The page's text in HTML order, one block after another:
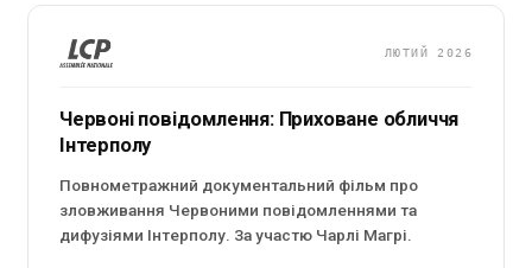
ЛЮТИЙ 2026
Червоні повідомлення: Приховане обличчя
Інтерполу
Повнометражний документальний фільм про
зловживання Червоними повідомленнями та
дифузіями Інтерполу. За участю Чарлі Магрі.